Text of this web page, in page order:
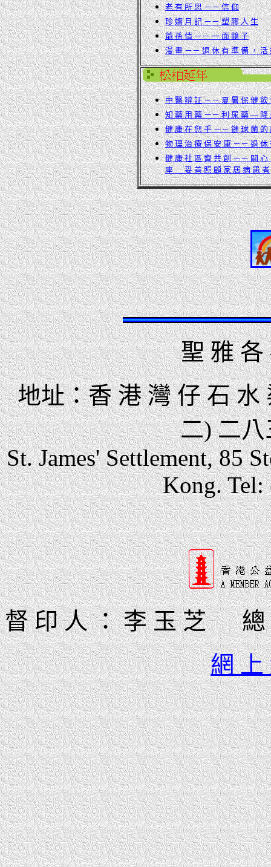
老 有 所 思 －－ 信 仰
珍 嬸 月 記 －－ 塑 膠 人 生
爺 孫 情 －－ 一 面 鏡 子
漫 畫 －－ 退 休 有 準 備 ， 活
中 醫 辨 証 －－ 夏 暑 保 健 飲
知 藥 用 藥 －－ 利 尿 藥 — 降
健 康 在 您 手 －－ 鏈 球 菌 的
物 理 治 療 保 安 康 －－ 退 休
健 康 社 區 齊 共 創 －－ 關 心
座 妥 善 照 顧 家 居 病 患 者
聖 雅 各
地址：香 港 灣 仔 石 水
二) 二
St. James' Settlement, 85
Kong. Tel:
督 印 人 ： 李 玉 芝 總
網 上